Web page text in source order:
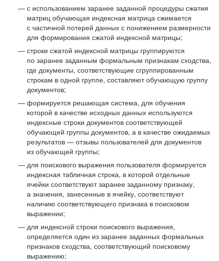
с использованием заранее заданной процедуры сжатия
матриц обучающая индексная матрица сжимается
с частичной потерей данных с понижением размерности
для формирования сжатой индексной матрицы;
строки сжатой индексной матрицы группируются
по заранее заданным формальным признакам сходства,
где документы, соответствующие сгруппированным
строкам в одной группе, составляют обучающую группу
документов;
формируется решающая система, для обучения
которой в качестве исходных данных используются
индексные строки документов соответствующей
обучающей группы документов, а в качестве ожидаемых
результатов — отзывы пользователей для документов
из обучающей группы;
для поискового выражения пользователя формируется
индексная табличная строка, в которой отдельные
ячейки соответствуют заранее заданному признаку,
а значения, занесенные в ячейку, соответствуют
наличию соответствующего признака в поисковом
выражении;
для индексной строки поискового выражения,
определяется один из заранее заданных формальных
признаков сходства, соответствующий поисковому
выражению;